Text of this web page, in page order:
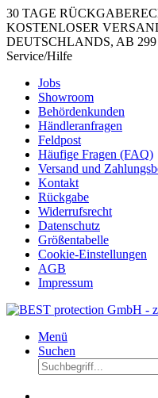
30 TAGE
KOSTENLOSER
DEUTSCHLANDS, AB
Service/Hilfe
Jobs
Showroom
Behördenkunden
Händleranfragen
Feldpost
Häufige Fragen (FAQ)
Versand und
Kontakt
Rückgabe
Widerrufsrecht
Datenschutz
Größentabelle
Cookie-Einstellungen
AGB
Impressum
Menü
Suchen